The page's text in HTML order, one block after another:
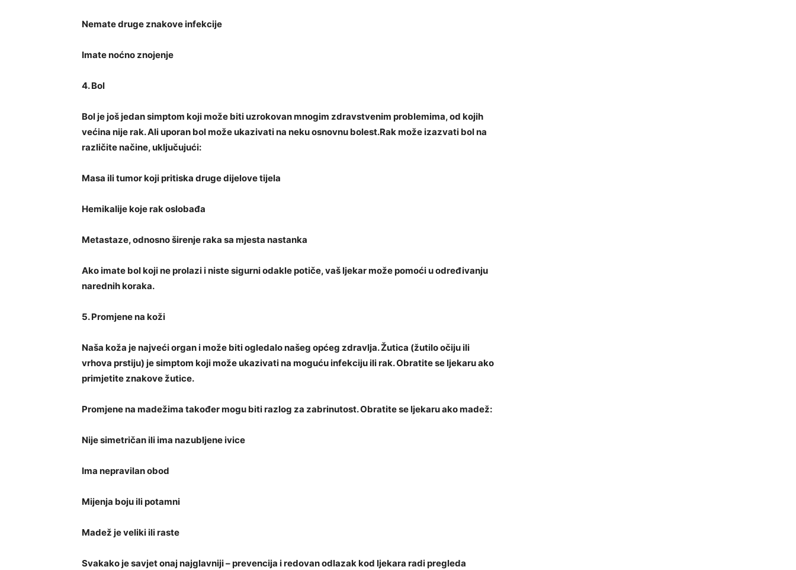
Nemate druge znakove infekcije
Imate noćno znojenje
4. Bol
Bol je još jedan simptom koji može biti uzrokovan mnogim zdravstvenim problemima, od kojih
većina nije rak. Ali uporan bol može ukazivati na neku osnovnu bolest.Rak može izazvati bol na
različite načine, uključujući:
Masa ili tumor koji pritiska druge dijelove tijela
Hemikalije koje rak oslobađa
Metastaze, odnosno širenje raka sa mjesta nastanka
Ako imate bol koji ne prolazi i niste sigurni odakle potiče, vaš ljekar može pomoći u određivanju
narednih koraka.
5. Promjene na koži
Naša koža je najveći organ i može biti ogledalo našeg općeg zdravlja. Žutica (žutilo očiju ili
vrhova prstiju) je simptom koji može ukazivati na moguću infekciju ili rak. Obratite se ljekaru ako
primjetite znakove žutice.
Promjene na madežima također mogu biti razlog za zabrinutost. Obratite se ljekaru ako madež:
Nije simetričan ili ima nazubljene ivice
Ima nepravilan obod
Mijenja boju ili potamni
Madež je veliki ili raste
Svakako je savjet onaj najglavniji – prevencija i redovan odlazak kod ljekara radi pregleda